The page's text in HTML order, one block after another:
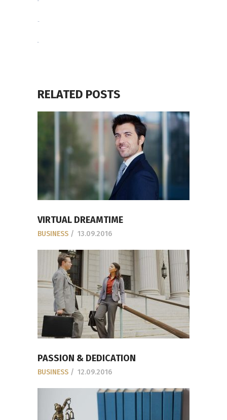
RELATED POSTS
VIRTUAL DREAMTIME
BUSINESS 13.09.2016
PASSION & DEDICATION
BUSINESS 12.09.2016